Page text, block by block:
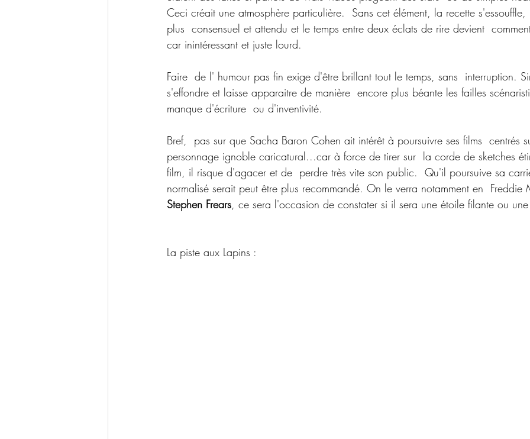
Ceci créait une atmosphère particulière.  Sans cet élément, la recette
plus  consensuel et attendu et le temps entre deux éclats de rire devient
car inintéressant et juste lourd.
Faire  de l' humour pas fin exige d'être brillant tout le temps, sans  interruption.
s'effondre et laisse apparaitre de manière  encore plus béante les failles
manque d'écriture  ou d'inventivité.
Bref,  pas sur que Sacha Baron Cohen ait intérêt à poursuivre ses films  centrés
personnage ignoble caricatural...car à force de tirer sur  la corde de sketches
film, il risque d'agacer et de  perdre très vite son public.  Qu'il poursuive sa
normalisé serait peut être plus recommandé. On le verra notamment en  Freddie
Stephen Frears, ce sera l'occasion de constater si il sera une étoile filante ou
La piste aux Lapins :